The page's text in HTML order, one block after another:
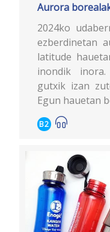
Aurora
2024ko
ezberdinetan
latitude
inondik
gutxik izan
Egun hauetan
B2